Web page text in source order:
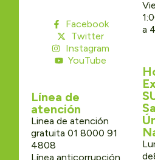
Facebook
Twitter
Instagram
YouTube
Línea de
atención
Linea de atención
gratuita 01 8000 91
4808
Línea anticorrupción
a